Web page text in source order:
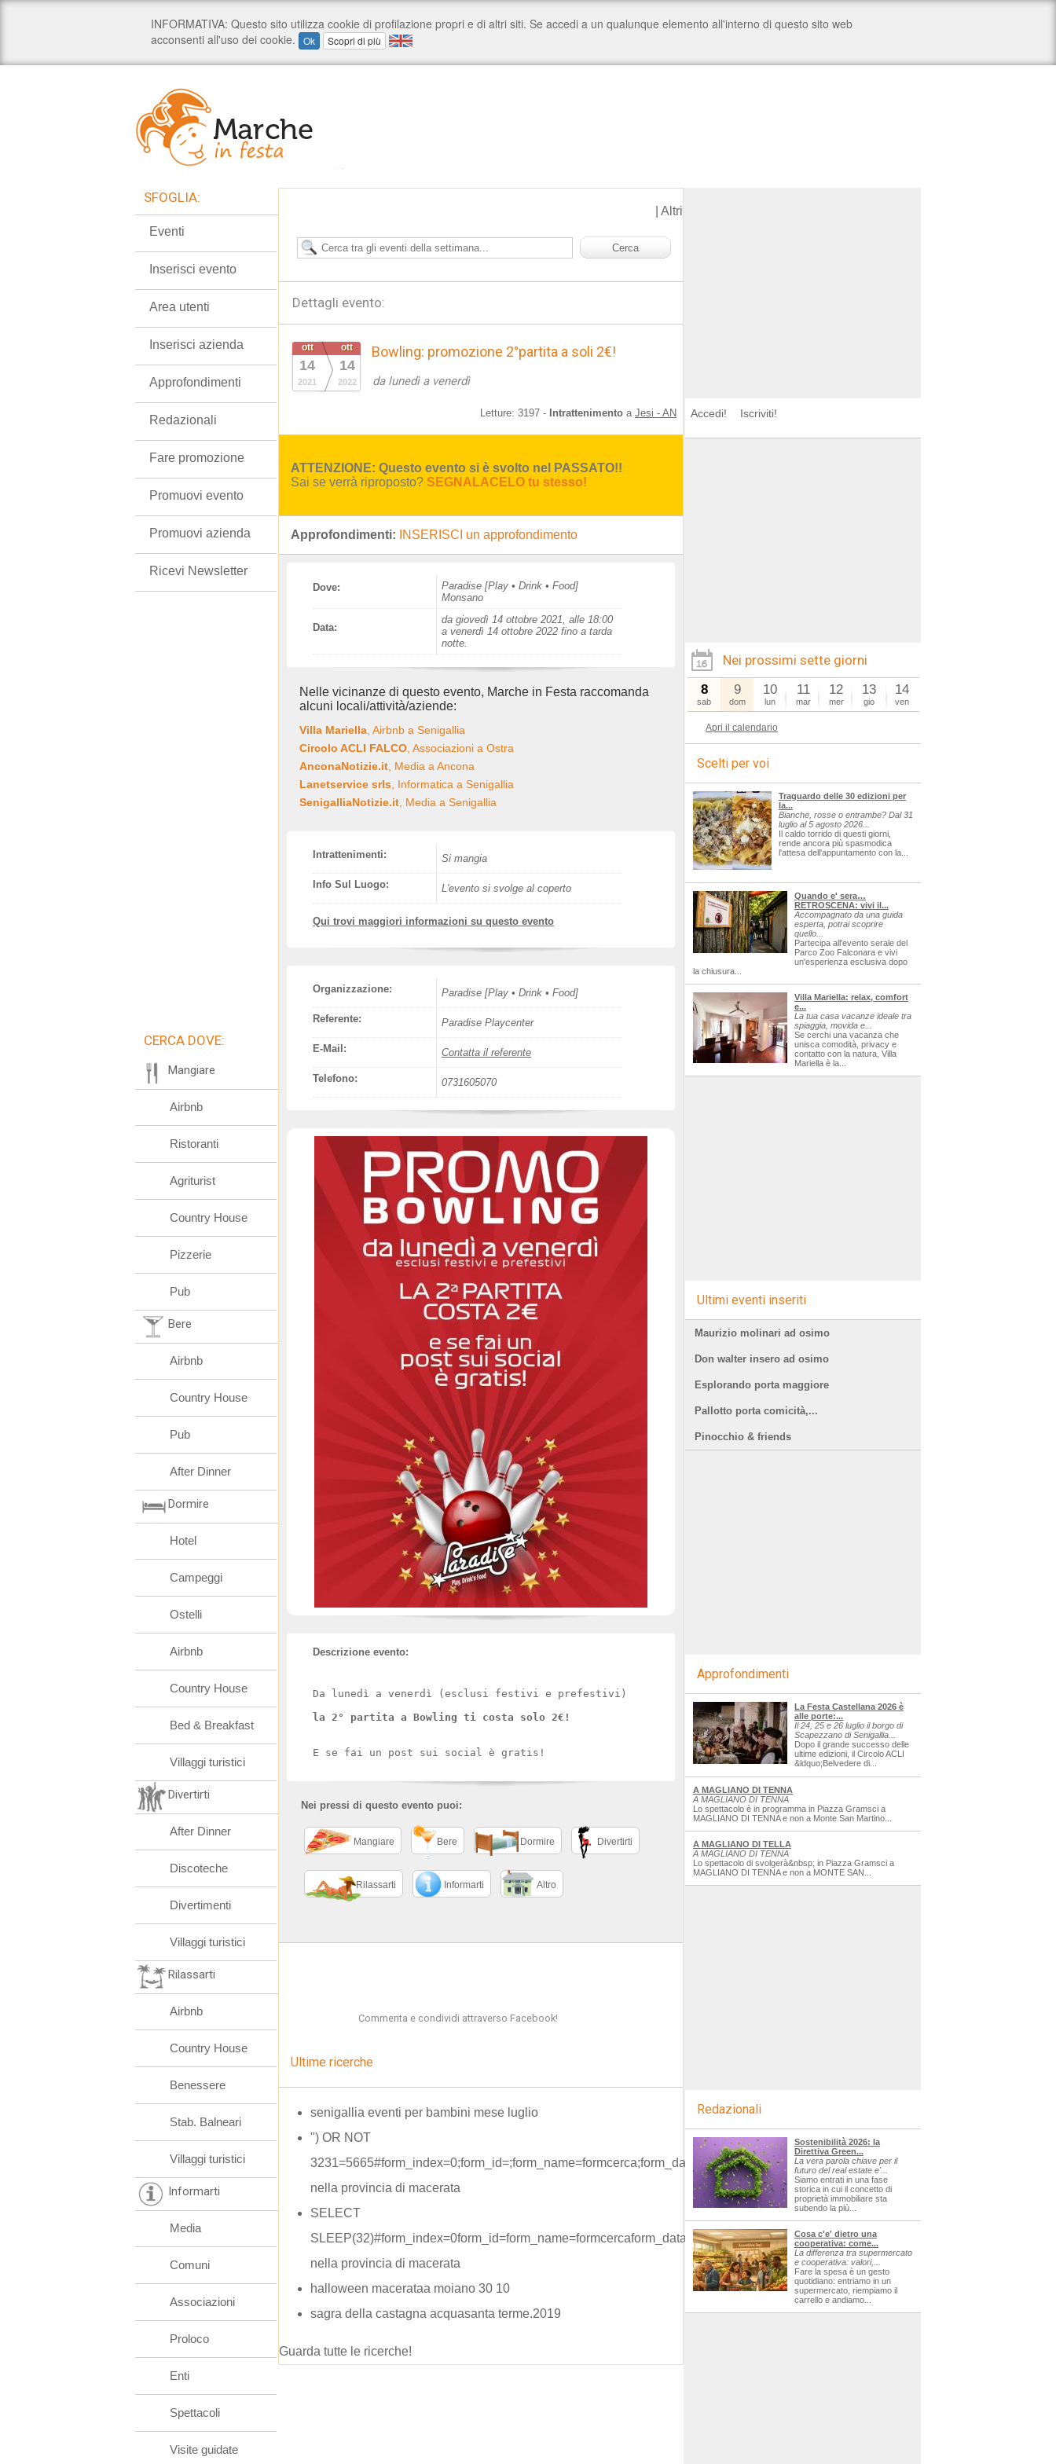
Altri
Dettagli evento:
ott
14
2021
ott
14
2022
Bowling: promozione 2°partita a soli 2€!
da lunedì a venerdì
Letture: 3197 - Intrattenimento a Jesi - AN
ATTENZIONE: Questo evento si è svolto nel PASSATO!!
Sai se verrà riproposto? SEGNALACELO tu stesso!
Approfondimenti: INSERISCI un approfondimento
Dove:
Paradise [Play • Drink • Food]
Monsano
Data:
da giovedì 14 ottobre 2021, alle 18:00
a venerdì 14 ottobre 2022 fino a tarda
notte.
Nelle vicinanze di questo evento, Marche in Festa raccomanda
alcuni locali/attività/aziende:
Villa Mariella , Airbnb a Senigallia
Circolo ACLI FALCO , Associazioni a Ostra
AnconaNotizie.it , Media a Ancona
Lanetservice srls , Informatica a Senigallia
SenigalliaNotizie.it , Media a Senigallia
Intrattenimenti: Si mangia
Info Sul Luogo: L'evento si svolge al coperto
Qui trovi maggiori informazioni su questo evento
Organizzazione: Paradise [Play • Drink • Food]
Referente: Paradise Playcenter
E-Mail: Contatta il referente
Telefono: 0731605070
Descrizione evento:
Da lunedì a venerdì (esclusi festivi e prefestivi)
la 2° partita a Bowling ti costa solo 2€!
E se fai un post sui social è gratis!
Nei pressi di questo evento puoi:
Mangiare Bere Dormire Divertirti
Rilassarti Informarti Altro
Commenta e condividi attraverso Facebook!
Ultime ricerche
senigallia eventi per bambini mese luglio
") OR NOT
3231=5665#form_index=0;form_id=;form_name=formcerca;form_data=ricerca=sagre
nella provincia di macerata
SELECT
SLEEP(32)#form_index=0form_id=form_name=formcercaform_data=ricerca=sagre
nella provincia di macerata
halloween macerataa moiano 30 10
sagra della castagna acquasanta terme.2019
Guarda tutte le ricerche!
SFOGLIA:
Eventi
Inserisci evento
Area utenti
Inserisci azienda
Approfondimenti
Redazionali
Fare promozione
Promuovi evento
Promuovi azienda
Ricevi Newsletter
CERCA DOVE:
Mangiare
Airbnb
Ristoranti
Agriturist
Country House
Pizzerie
Pub
Bere
Airbnb
Country House
Pub
After Dinner
Dormire
Hotel
Campeggi
Ostelli
Airbnb
Country House
Bed & Breakfast
Villaggi turistici
Divertirti
After Dinner
Discoteche
Divertimenti
Villaggi turistici
Rilassarti
Airbnb
Country House
Benessere
Stab. Balneari
Villaggi turistici
Informarti
Media
Comuni
Associazioni
Proloco
Enti
Spettacoli
Visite guidate
Accedi! Iscriviti!
Nei prossimi sette giorni
8
sab
9
dom
10
lun
11
mar
12
mer
13
gio
14
ven
Apri il calendario
Scelti per voi
Traguardo delle 30 edizioni per
la...
Bianche, rosse o entrambe? Dal 31
luglio al 5 agosto 2026...
Il caldo torrido di questi giorni,
rende ancora più spasmodica
l'attesa dell'appuntamento con la...
Quando e' sera…
RETROSCENA: vivi il...
Accompagnato da una guida
esperta, potrai scoprire
quello...
Partecipa all'evento serale del
Parco Zoo Falconara e vivi
un'esperienza esclusiva dopo
la chiusura...
Villa Mariella: relax, comfort
e...
La tua casa vacanze ideale tra
spiaggia, movida e...
Se cerchi una vacanza che
unisca comodità, privacy e
contatto con la natura, Villa
Mariella è la...
Ultimi eventi inseriti
Maurizio molinari ad osimo
Don walter insero ad osimo
Esplorando porta maggiore
Pallotto porta comicità,...
Pinocchio & friends
Approfondimenti
La Festa Castellana 2026 è
alle porte:...
Il 24, 25 e 26 luglio il borgo di
Scapezzano di Senigallia...
Dopo il grande successo delle
ultime edizioni, il Circolo ACLI
&ldquo;Belvedere di...
A MAGLIANO DI TENNA
A MAGLIANO DI TENNA
Lo spettacolo è in programma in Piazza Gramsci a
MAGLIANO DI TENNA e non a Monte San Martino...
A MAGLIANO DI TELLA
A MAGLIANO DI TENNA
Lo spettacolo di svolgerà&nbsp; in Piazza Gramsci a
MAGLIANO DI TENNA e non a MONTE SAN...
Redazionali
Sostenibilità 2026: la
Direttiva Green...
La vera parola chiave per il
futuro del real estate e'...
Siamo entrati in una fase
storica in cui il concetto di
proprietà immobiliare sta
subendo la più...
Cosa c'e' dietro una
cooperativa: come...
La differenza tra supermercato
e cooperativa: valori,...
Fare la spesa è un gesto
quotidiano: entriamo in un
supermercato, riempiamo il
carrello e andiamo...